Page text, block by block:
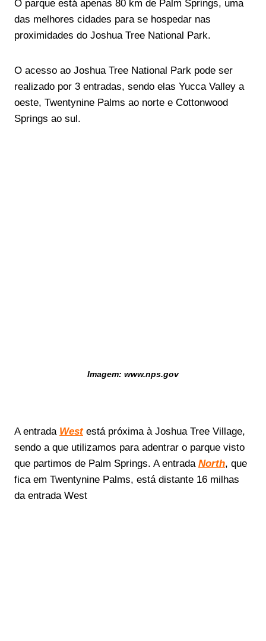
O parque está apenas 80 km de Palm Springs, uma
das melhores cidades para se hospedar nas
proximidades do Joshua Tree National Park.
O acesso ao Joshua Tree National Park pode ser
realizado por 3 entradas, sendo elas Yucca Valley a
oeste, Twentynine Palms ao norte e Cottonwood
Springs ao sul.
Imagem: www.nps.gov
A entrada Westestá próxima à Joshua Tree Village,
sendo a que utilizamos para adentrar o parque visto
que partimos de Palm Springs. A entrada North, que
fica em Twentynine Palms, está distante 16 milhas
da entrada West